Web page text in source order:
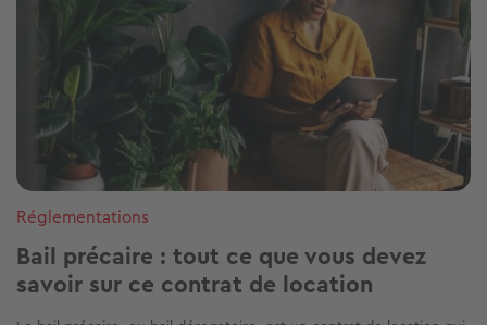
Réglementations
Bail précaire : tout ce que vous devez
savoir sur ce contrat de location